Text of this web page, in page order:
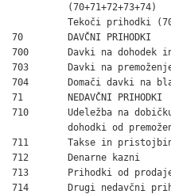
(70+71+72+73+74)
Tekoči prihodki
70        DAVČNI
700       Davki na
703       Davki na
704       Domači davki
71        NEDAVČNI
710       Udeležba na
dohodki od
711       Takse in
712       Denarne
713       Prihodki od
714       Drugi nedavčni